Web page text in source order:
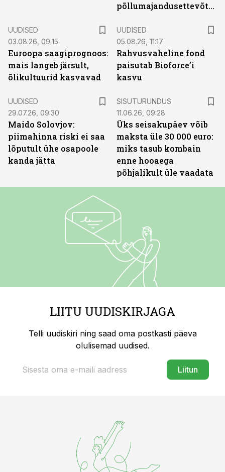
põllumajandusettevõtted
UUDISED
03.08.26, 09:15
Euroopa saagiprognoos:
mais langeb järsult,
õlikultuurid kasvavad
UUDISED
05.08.26, 11:17
Rahvusvaheline fond
paisutab Bioforce’i
kasvu
UUDISED
29.07.26, 09:30
Maido Solovjov:
piimahinna riski ei saa
lõputult ühe osapoole
kanda jätta
SISUTURUNDUS
11.06.26, 09:28
Üks seisakupäev võib
maksta üle 30 000 euro:
miks tasub kombain
enne hooaega
põhjalikult üle vaadata
LIITU UUDISKIRJAGA
Telli uudiskiri ning saad oma postkasti päeva
olulisemad uudised.
Liitun